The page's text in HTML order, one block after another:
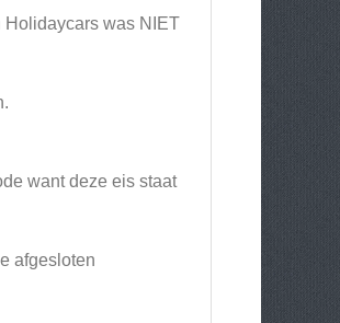
Holidaycars was NIET
want deze eis staat
afgesloten